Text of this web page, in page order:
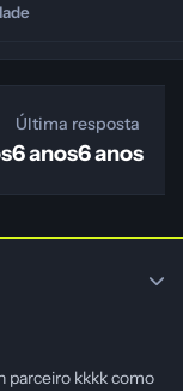
Última resposta
6 anos6 anos
parceiro kkkk como